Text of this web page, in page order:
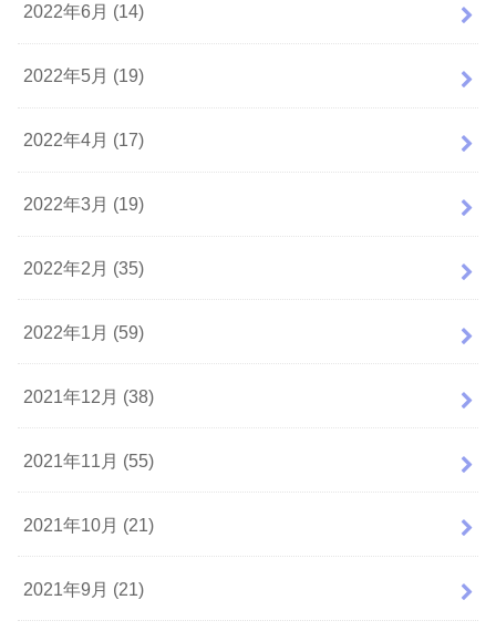
2022年6月 (14)
2022年5月 (19)
2022年4月 (17)
2022年3月 (19)
2022年2月 (35)
2022年1月 (59)
2021年12月 (38)
2021年11月 (55)
2021年10月 (21)
2021年9月 (21)